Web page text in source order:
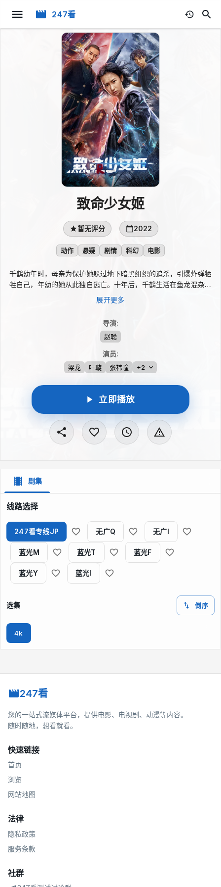
247看
致命少女姬
暂无评分 2022
动作 悬疑 剧情 科幻 电影
千鹤幼年时，母亲为保护她躲过地下暗黑组织的追杀，引爆炸弹牺
牲自己，年幼的她从此独自逃亡。十年后，千鹤生活在鱼龙混杂的
地下暗河，在一次突发事件中意外捕捉到组织的蛛丝马迹。为了追
查母亲之死与当年的真相，她不惜以身犯险，一步步靠近敌人的核
糊。
展开更多
导演:
赵聪
演员:
梁龙 叶璇 张祎曈 +2
立即播放
剧集
线路选择
247看专线JP 无广Q 无广I
蓝光M 蓝光T 蓝光F
蓝光Y 蓝光I
选集 倒序
4k
247看
您的一站式流媒体平台，提供电影、电视剧、动漫等内容。
随时随地，想看就看。
快速链接
首页
浏览
网站地图
法律
隐私政策
服务条款
社群